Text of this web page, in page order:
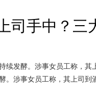
司手中？三
续发酵。涉事女员工称，
。涉事女员工称，其上司